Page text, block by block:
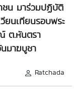
น มาร่วมปฏิบัติ
ยนเทียนรอบพระ
ต.หันตรา
มาฆบูชา
Ratchada